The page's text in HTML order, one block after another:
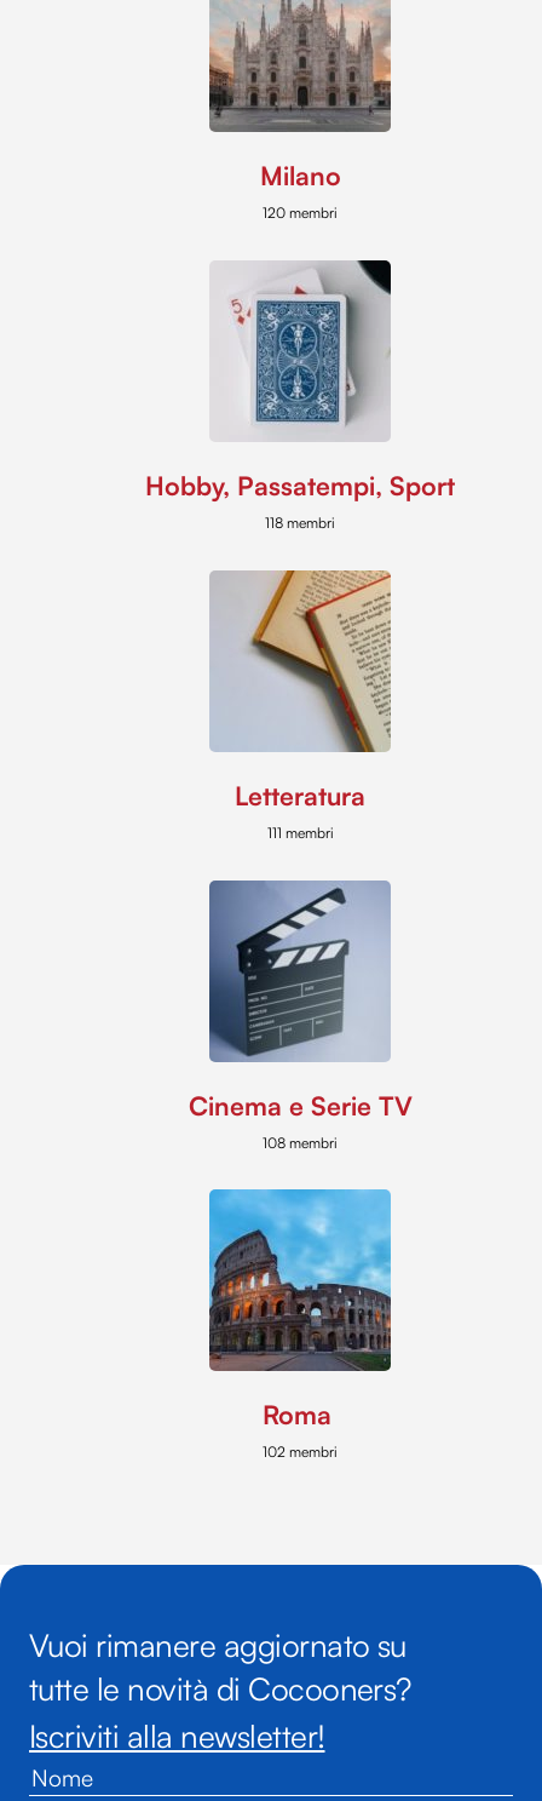
Milano
120 membri
Hobby, Passatempi, Sport
118 membri
Letteratura
111 membri
Cinema e Serie TV
108 membri
Roma
102 membri
Vuoi rimanere aggiornato su
tutte le novità di Cocooners?
Iscriviti alla newsletter!